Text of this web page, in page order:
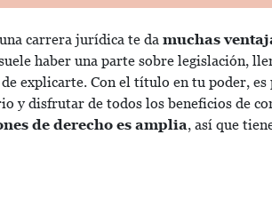
carrera jurídica te da muchas
haber una parte sobre legislación,
de explicarte. Con el título en tu poder,
y disfrutar de todos los beneficios de
de derecho es amplia, así que